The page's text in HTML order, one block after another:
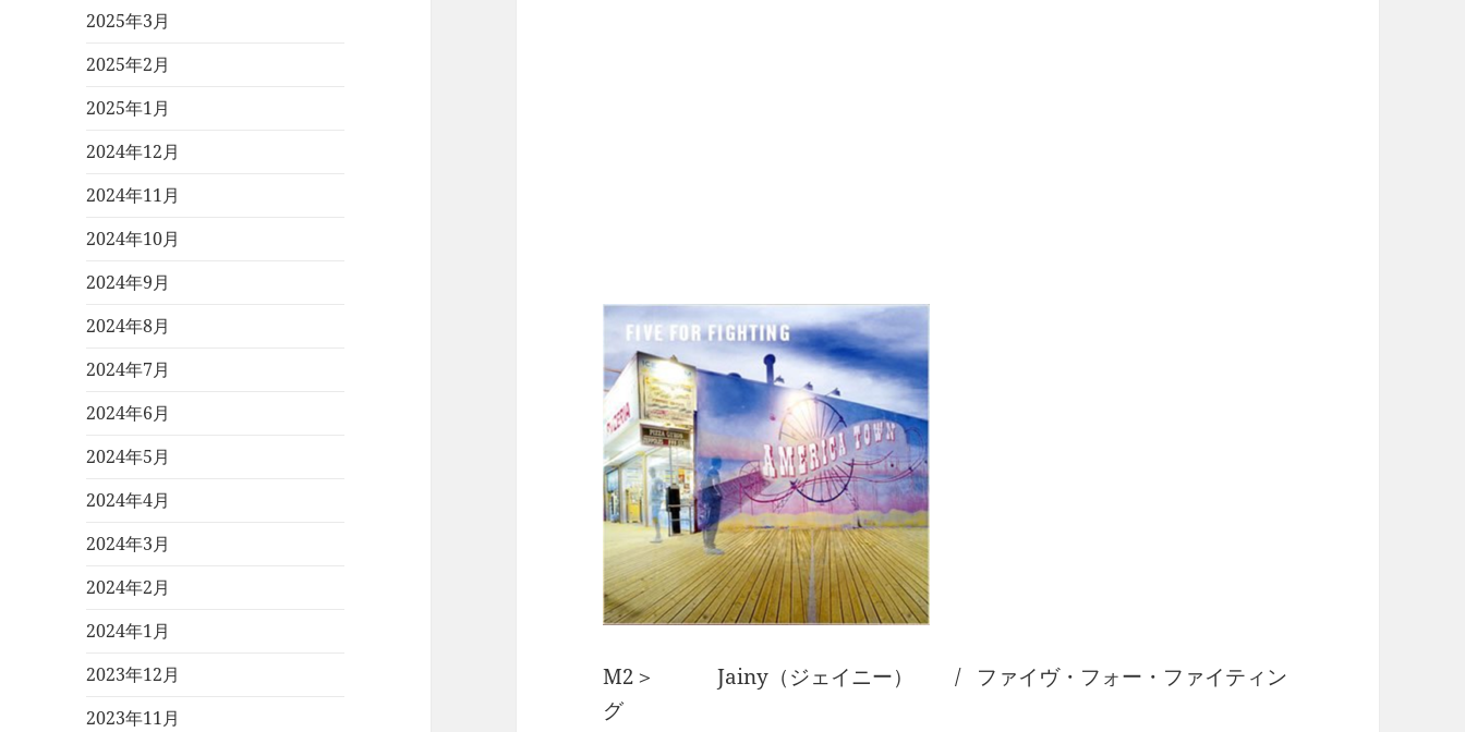
2025年3月
2025年2月
2025年1月
2024年12月
2024年11月
2024年10月
2024年9月
2024年8月
2024年7月
2024年6月
2024年5月
2024年4月
2024年3月
2024年2月
2024年1月
2023年12月
2023年11月
M2＞ Jainy（ジェイニー） / ファイヴ・フォー・ファイティン
グ